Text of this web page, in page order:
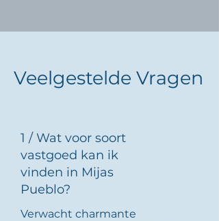
Veelgestelde Vragen
1 / Wat voor soort
vastgoed kan ik
vinden in Mijas
Pueblo?
Verwacht charmante